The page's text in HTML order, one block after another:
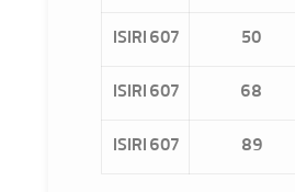
50
ISIRI 607
68
ISIRI 607
89
ISIRI 607